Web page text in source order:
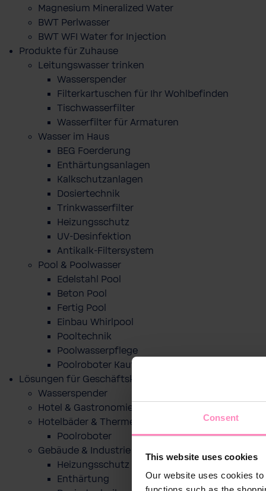
Consent
This website uses cookies
Our website uses cookies
Magnesium Mineralized Water
BWT Perlwasser
BWT WFI Water for Injection
Produkte für Zuhause
Leitungswasser trinken
Wasserspender
Filterkartuschen für Ihr Wohlbefinden
Tischwasserfilter
Wasserfilter für Armaturen
Wasser im Haus
BEG Foerderung
Enthärtungsanlagen
Kalkschutzanlagen
Dosiertechnik
Trinkwasserfilter
Heizungsschutz
UV-Desinfektion
Antikalk-Filtersystem
Pool & Poolwasser
Edelstahl Pool
Beton Pool
Fertig Pool
Einbau Whirlpool
Pooltechnik
Poolwasserpflege
Poolroboter Kaufberatung und Tipps
Lösungen für Geschäftskunden
Wasserspender
Hotel & Gastronomie
Hotelbäder & Thermen
Poolroboter
Gebäude & Industrie
Heizungsschutz
Enthärtung